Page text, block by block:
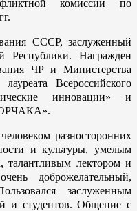
комиссии по
СССР, заслуженный
Республики. Награжден
ЧР и Министерства
Всероссийского
инновации» и
разносторонних
и культуры, умелым
талантливым лектором и
доброжелательный,
заслуженным
и студентов. Общение с